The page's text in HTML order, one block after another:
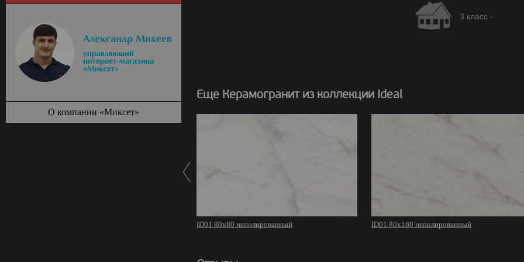
3 класс -
Еще Керамогранит из коллекции Ideal
ID01 80х80 неполированный ID01 80х160 неполированный
О компании «Миксет»